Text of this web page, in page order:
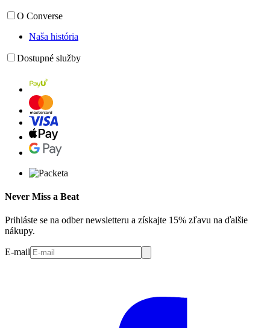
O Converse
Naša história
Dostupné služby
Never Miss a Beat
Prihláste se na odber newsletteru a získajte 15% zľavu na ďalšie
nákupy.
E-mail